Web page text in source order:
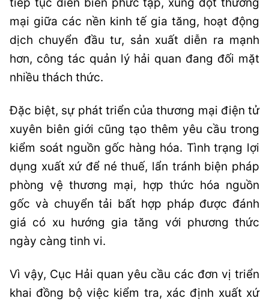
tiếp tục diễn biến phức tạp, xung đột thương
mại giữa các nền kinh tế gia tăng, hoạt động
dịch chuyển đầu tư, sản xuất diễn ra mạnh
hơn, công tác quản lý hải quan đang đối mặt
nhiều thách thức.
Đặc biệt, sự phát triển của thương mại điện tử
xuyên biên giới cũng tạo thêm yêu cầu trong
kiểm soát nguồn gốc hàng hóa. Tình trạng lợi
dụng xuất xứ để né thuế, lẩn tránh biện pháp
phòng vệ thương mại, hợp thức hóa nguồn
gốc và chuyển tải bất hợp pháp được đánh
giá có xu hướng gia tăng với phương thức
ngày càng tinh vi.
Vì vậy, Cục Hải quan yêu cầu các đơn vị triển
khai đồng bộ việc kiểm tra, xác định xuất xứ